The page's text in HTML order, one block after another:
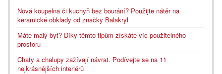
Nová koupelna či kuchyň bez bourání? Použijte nátěr na
keramické obklady od značky Balakryl
Máte malý byt? Díky těmto tipům získáte víc použitelného
prostoru
Chaty a chalupy zažívají návrat. Podívejte se na 11
nejkrásnějších interiérů